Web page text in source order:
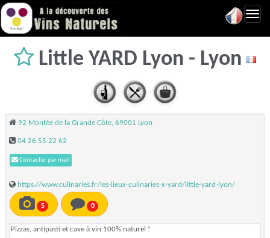
Little YARD Lyon - Lyon
92 Montée de la Grande Côte, 69001 Lyon
04 26 55 22 62
Contacter par mail
https://www.culinaries.fr/les-lieux-culinaries-x-yard/little-yard-lyon/
5 0
Pizzas, antipasti et cave à vin 100% naturel !